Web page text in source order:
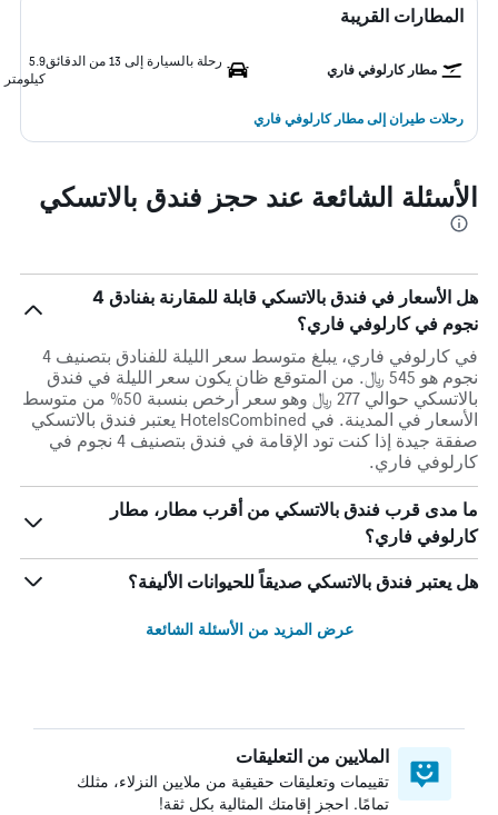
المطارات القريبة
مطار كارلوفي فاري
رحلة بالسيارة إلى 13 من الدقائق
5.9
كيلومتر
رحلات طيران إلى مطار كارلوفي فاري
الأسئلة الشائعة عند حجز فندق بالاتسكي
هل الأسعار في فندق بالاتسكي قابلة للمقارنة بفنادق 4
نجوم في كارلوفي فاري؟
في كارلوفي فاري، يبلغ متوسط ​​سعر الليلة للفنادق بتصنيف 4
نجوم هو 545 ﷼. من المتوقع ظان يكون سعر الليلة في فندق
بالاتسكي حوالي 277 ﷼ وهو سعر أرخص بنسبة 50% من متوسط
الأسعار في المدينة. في HotelsCombined يعتبر فندق بالاتسكي
صفقة جيدة إذا كنت تود الإقامة في فندق بتصنيف 4 نجوم في
كارلوفي فاري.
ما مدى قرب فندق بالاتسكي من أقرب مطار، مطار
كارلوفي فاري؟
هل يعتبر فندق بالاتسكي صديقاً للحيوانات الأليفة؟
عرض المزيد من الأسئلة الشائعة
الملايين من التعليقات
تقييمات وتعليقات حقيقية من ملايين النزلاء، مثلك
تمامًا. احجز إقامتك المثالية بكل ثقة!